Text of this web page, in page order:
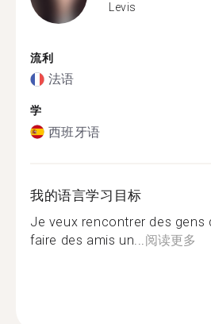
Levis
流利
法语
学
西班牙语
我的语言学习目标
Je veux rencontrer des gens
faire des amis un... 阅读更多